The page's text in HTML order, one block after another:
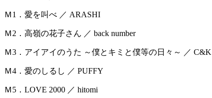
Ｍ1．愛を叫べ ／ ARASHI
Ｍ2．高嶺の花子さん ／ back number
Ｍ3．アイアイのうた ～僕とキミと僕等の日々～ ／ C&K
Ｍ4．愛のしるし ／ PUFFY
Ｍ5．LOVE 2000 ／ hitomi